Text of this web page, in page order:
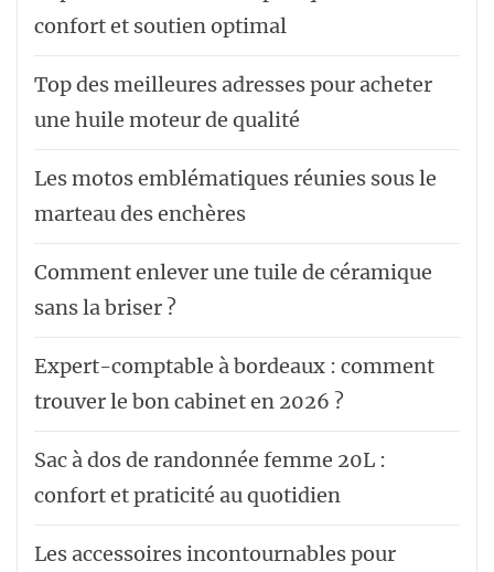
confort et soutien optimal
Top des meilleures adresses pour acheter
une huile moteur de qualité
Les motos emblématiques réunies sous le
marteau des enchères
Comment enlever une tuile de céramique
sans la briser ?
Expert-comptable à bordeaux : comment
trouver le bon cabinet en 2026 ?
Sac à dos de randonnée femme 20L :
confort et praticité au quotidien
Les accessoires incontournables pour